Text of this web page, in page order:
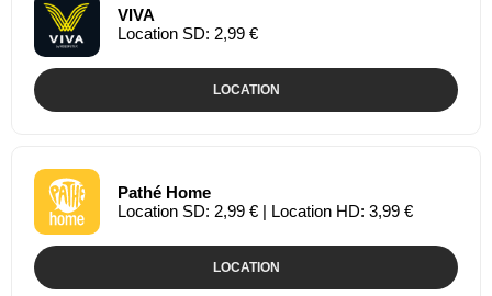
VIVA
Location SD: 2,99 €
LOCATION
Pathé Home
Location SD: 2,99 € | Location HD: 3,99 €
LOCATION